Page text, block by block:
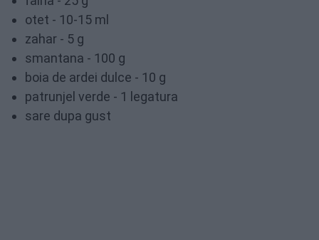
otet - 10-15 ml
zahar - 5 g
smantana - 100 g
boia de ardei dulce - 10 g
patrunjel verde - 1 legatura
sare dupa gust